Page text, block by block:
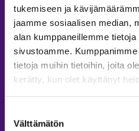
tukemiseen ja
jaamme sosiaalisen median,
alan kumppaneillemme
sivustoamme.
tietoja muihin tietoihin, joita
kerätty, kun olet käyttänyt
valinta
Välttämätön
Tiedustelut